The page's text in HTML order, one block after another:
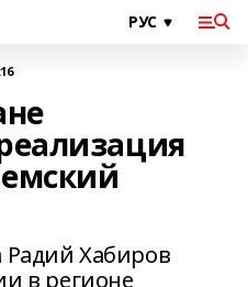
Радий Хабиров
в регионе